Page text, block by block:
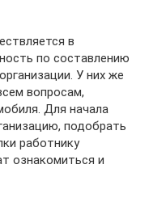
в
по составлению
У них же
вопросам,
Для начала
подобрать
работнику
ознакомиться и